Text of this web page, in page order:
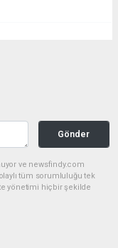
Gönder
ve newsfindy.com
tüm sorumluluğu tek
yönetimi hiçbir şekilde